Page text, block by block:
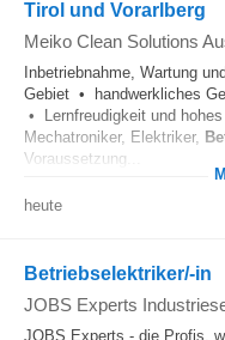
Tirol und Vorarlberg
Meiko Clean Solutions
Inbetriebnahme, Wartung
Gebiet • handwerkliches
• Lernfreudigkeit und
Mechatroniker, Elektriker,
Voraussetzung...
heute
Betriebselektriker/-in
JOBS Experts
JOBS Experts - die Profis,